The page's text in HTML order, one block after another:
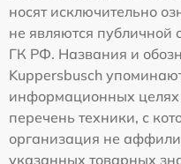
носят исключительно
не являются публичной
ГК РФ. Названия и
Kuppersbusch
информационных
перечень техники, с
организация не
указанных товарных